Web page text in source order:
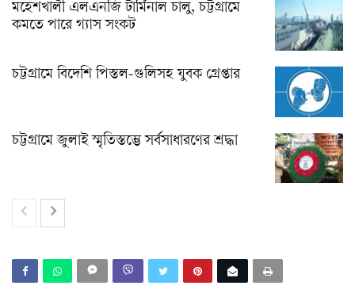
মহেশখালী এলএনজি টার্মিনাল চালু, চট্টগ্রামে
কমতে পারে গ্যাস সংকট
চট্টগ্রামে বিদেশি পিস্তল-গুলিসহ যুবক গ্রেপ্তার
চট্টগ্রামে জুলাই স্মৃতিস্তম্ভে সর্বসাধারণের শ্রদ্ধা